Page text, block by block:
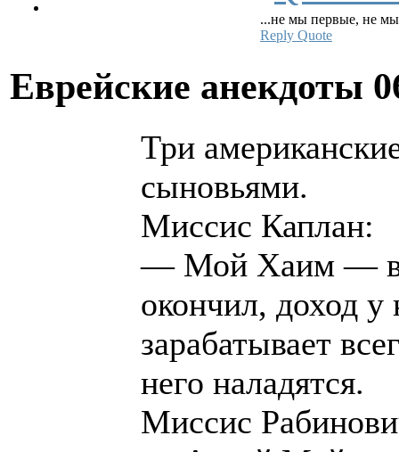
...не мы первые, не
Reply Quote
Еврейские анекдоты
Три
сыновьями.
Миссис Каплан:
— Мой Хаим —
окончил, доход у
зарабатывает
него наладятся.
Миссис